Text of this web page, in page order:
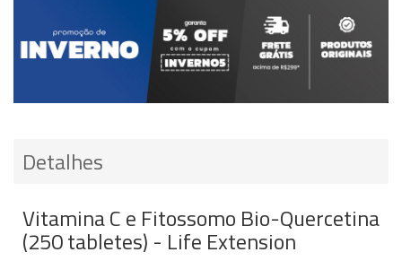
Detalhes
Vitamina C e Fitossomo Bio-Quercetina
(250 tabletes) - Life Extension